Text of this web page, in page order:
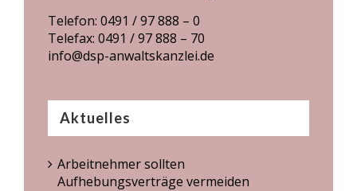
Telefon: 0491 / 97 888 – 0
Telefax: 0491 / 97 888 – 70
info@dsp-anwaltskanzlei.de
Aktuelles
Arbeitnehmer sollten
Aufhebungsverträge vermeiden